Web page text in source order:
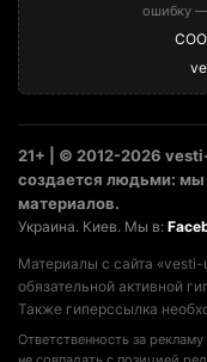
ошибку —
21+ | © 2012-2026
создается людьми:
материалов.
Украина. Киев. Мы в:
Материалы с сайта «vesti-
обязательной активной
Также гиперссылка
Ответственность за